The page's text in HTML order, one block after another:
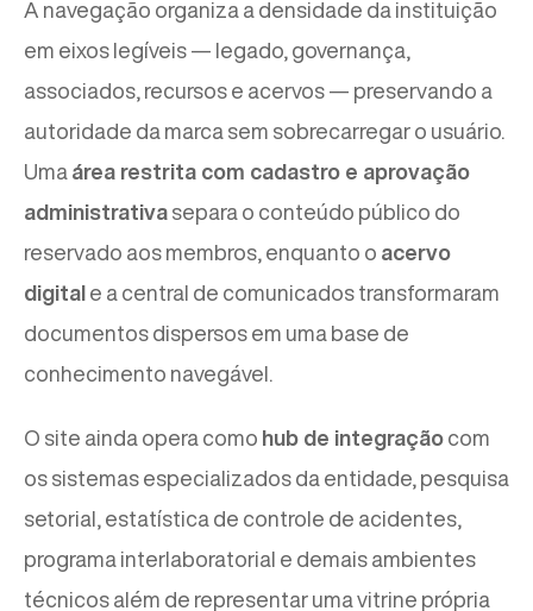
A navegação organiza a densidade da instituição
em eixos legíveis — legado, governança,
associados, recursos e acervos — preservando a
autoridade da marca sem sobrecarregar o usuário.
Uma área restrita com cadastro e aprovação
administrativa separa o conteúdo público do
reservado aos membros, enquanto o acervo
digital e a central de comunicados transformaram
documentos dispersos em uma base de
conhecimento navegável.
O site ainda opera como hub de integração com
os sistemas especializados da entidade, pesquisa
setorial, estatística de controle de acidentes,
programa interlaboratorial e demais ambientes
técnicos além de representar uma vitrine própria